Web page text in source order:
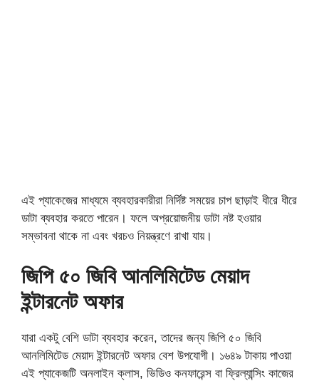
এই প্যাকেজের মাধ্যমে ব্যবহারকারীরা নির্দিষ্ট সময়ের চাপ ছাড়াই ধীরে ধীরে
ডাটা ব্যবহার করতে পারেন। ফলে অপ্রয়োজনীয় ডাটা নষ্ট হওয়ার
সম্ভাবনা থাকে না এবং খরচও নিয়ন্ত্রণে রাখা যায়।
জিপি ৫০ জিবি আনলিমিটেড মেয়াদ
ইন্টারনেট অফার
যারা একটু বেশি ডাটা ব্যবহার করেন, তাদের জন্য জিপি ৫০ জিবি
আনলিমিটেড মেয়াদ ইন্টারনেট অফার বেশ উপযোগী। ১৬৪৯ টাকায় পাওয়া
এই প্যাকেজটি অনলাইন ক্লাস, ভিডিও কনফারেন্স বা ফ্রিল্যান্সিং কাজের